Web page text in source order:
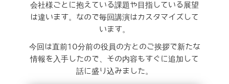
会社様ごとに抱えている課題や目指している展望
は違います。なので毎回講演はカスタマイズして
います。
今回は直前10分前の役員の方とのご挨拶で新たな
情報を入手したので、その内容もすぐに追加して
話に盛り込みました。